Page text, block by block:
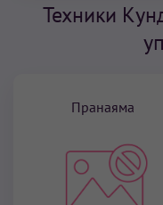
Техники
Пранаяма